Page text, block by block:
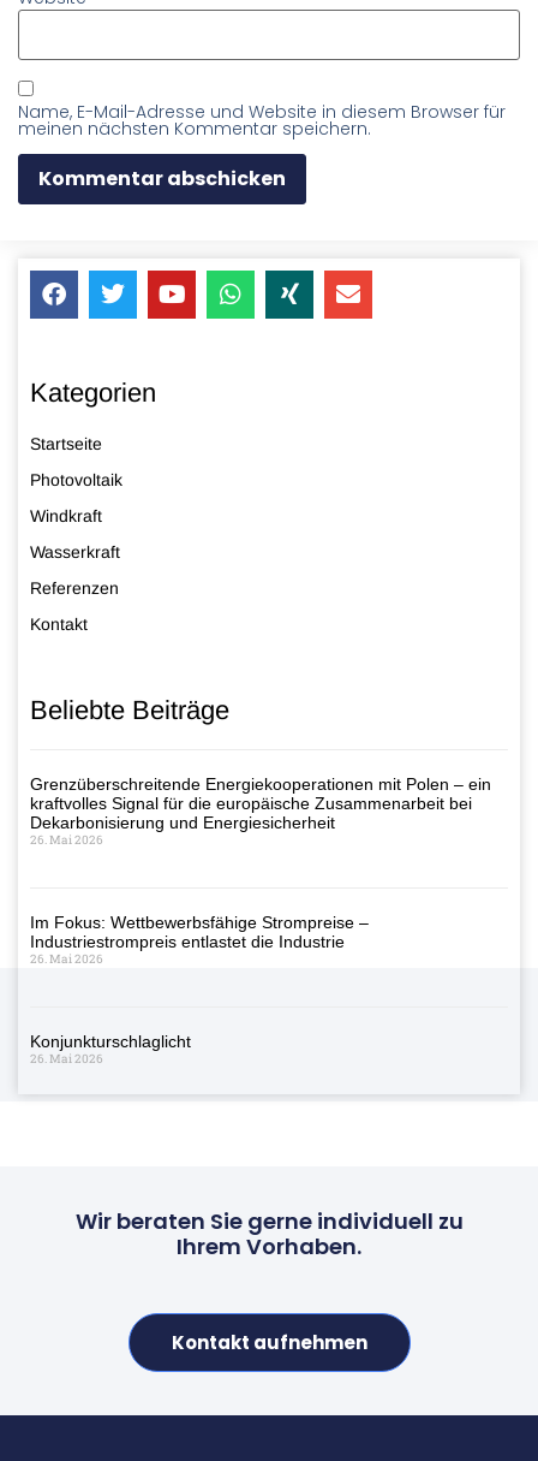
Name, E-Mail-Adresse und Website in diesem Browser für
meinen nächsten Kommentar speichern.
Kategorien
Startseite
Photovoltaik
Windkraft
Wasserkraft
Referenzen
Kontakt
Beliebte Beiträge
Grenzüberschreitende Energiekooperationen mit Polen – ein
kraftvolles Signal für die europäische Zusammenarbeit bei
Dekarbonisierung und Energiesicherheit
26. Mai 2026
Im Fokus: Wettbewerbsfähige Strompreise –
Industriestrompreis entlastet die Industrie
26. Mai 2026
Konjunkturschlaglicht
26. Mai 2026
Wir beraten Sie gerne individuell zu
Ihrem Vorhaben.
Kontakt aufnehmen